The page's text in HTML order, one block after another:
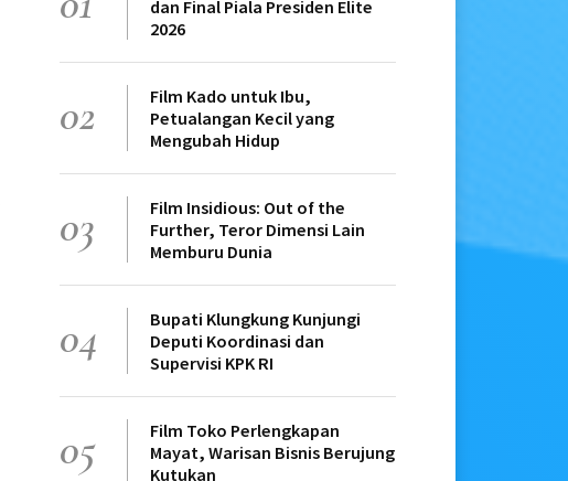
dan Final Piala Presiden Elite
2026
02
Film Kado untuk Ibu,
Petualangan Kecil yang
Mengubah Hidup
03
Film Insidious: Out of the
Further, Teror Dimensi Lain
Memburu Dunia
04
Bupati Klungkung Kunjungi
Deputi Koordinasi dan
Supervisi KPK RI
05
Film Toko Perlengkapan
Mayat, Warisan Bisnis Berujung
Kutukan